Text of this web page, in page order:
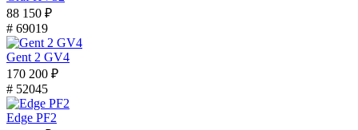
88 150 ₽
# 69019
Gent 2 GV4
170 200 ₽
# 52045
Edge PF2